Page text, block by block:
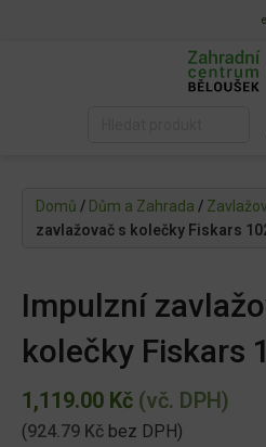
Domů / Dům a Zahrada /
zavlažovač s kolečky Fiskars
Impulzní
kolečky Fiskars
1,119.00 Kč (vč. DPH)
(924.79 Kč bez DPH)